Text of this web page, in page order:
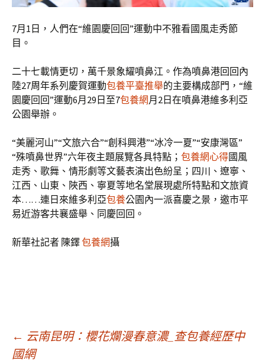
7月1日，人們在“維園慶回回”運動中不雅看國風走秀節
目。
二十七載情更切，萬千景象耀噴鼻江。作為噴鼻港回回內
陸27周年系列慶賀運動包養平臺推舉的主要構成部門，“維
園慶回回”運動6月29日至7包養網月2日在噴鼻港維多利亞
公園舉辦。
“美麗河山”“文旅六合”“創科興港”“冰冷一夏”“安康灣區”
“殊噴鼻世界”六年夜主題展覽各具特點； 包養網心得國風
走秀、歌舞、情形劇等文藝表演出色紛呈；四川、遼寧、
江西、山東、陜西、寧夏等地名堂展現處所特點和文旅資
本……連日來維多利亞包養公園內一派喜慶之景，邀市平
易近游客共襄盛舉、同慶回回。
新華社記者 陳鐸包養網攝
文
← 云南昆明：櫻花爛漫春意濃_查包養經歷中
國網